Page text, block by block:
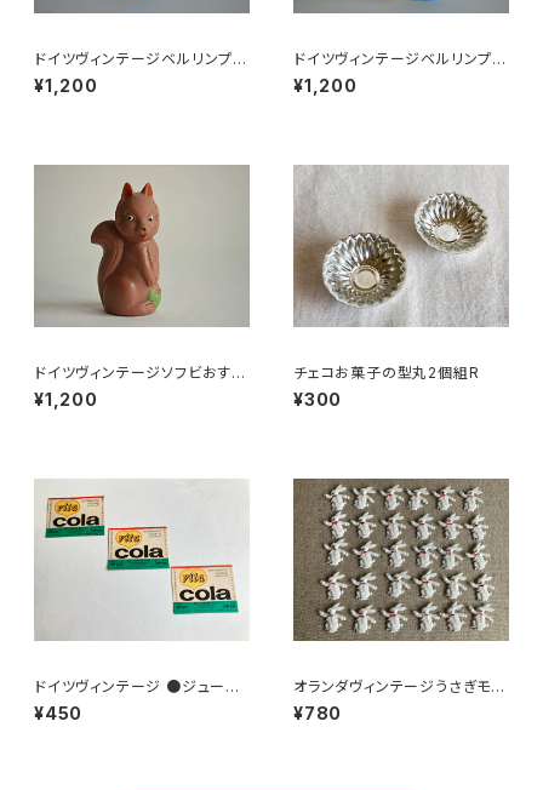
ドイツヴィンテージベルリンプラ
ベア青24
¥1,200
ドイツヴィンテージベルリンプラ
ベア青204
¥1,200
ドイツヴィンテージソフビおすま
しネコ？B7
¥1,200
チェコお菓子の型丸2個組R
¥300
ドイツヴィンテージ ●ジュース
ラベル3枚組●vitacolaビタコ
ーラ
¥450
オランダヴィンテージうさぎモチ
ーフプラパーツ30個セットNo16
2
¥780